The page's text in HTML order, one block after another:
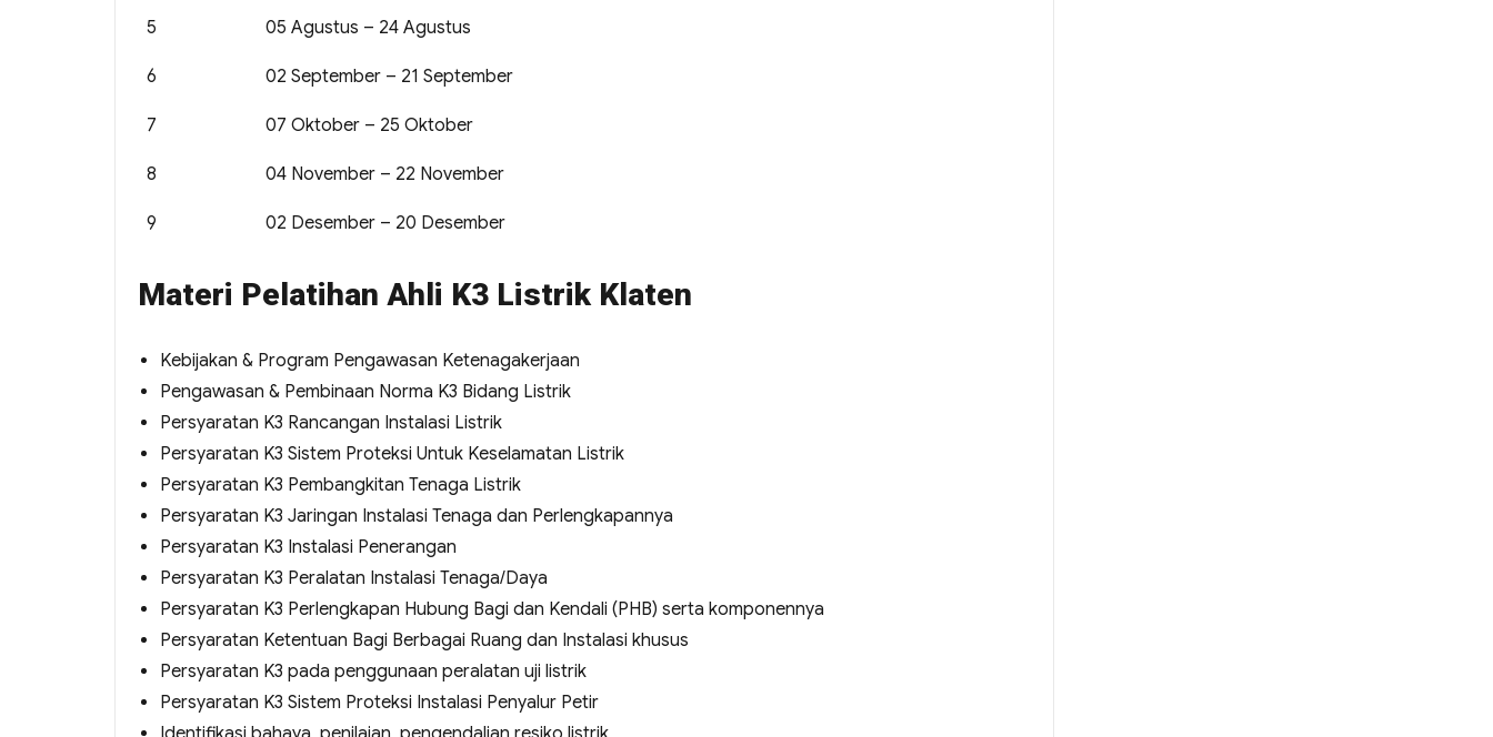
5 05 Agustus – 24 Agustus
6 02 September – 21 September
7 07 Oktober – 25 Oktober
8 04 November – 22 November
9 02 Desember – 20 Desember
Materi Pelatihan Ahli K3 Listrik Klaten
Kebijakan & Program Pengawasan Ketenagakerjaan
Pengawasan & Pembinaan Norma K3 Bidang Listrik
Persyaratan K3 Rancangan Instalasi Listrik
Persyaratan K3 Sistem Proteksi Untuk Keselamatan Listrik
Persyaratan K3 Pembangkitan Tenaga Listrik
Persyaratan K3 Jaringan Instalasi Tenaga dan Perlengkapannya
Persyaratan K3 Instalasi Penerangan
Persyaratan K3 Peralatan Instalasi Tenaga/Daya
Persyaratan K3 Perlengkapan Hubung Bagi dan Kendali (PHB) serta komponennya
Persyaratan Ketentuan Bagi Berbagai Ruang dan Instalasi khusus
Persyaratan K3 pada penggunaan peralatan uji listrik
Persyaratan K3 Sistem Proteksi Instalasi Penyalur Petir